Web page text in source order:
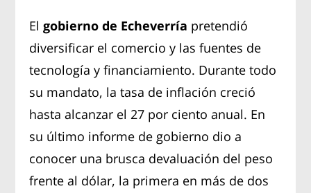
Elgobierno de Echeverría pretendió
diversificar el comercio y las fuentes de
tecnología y financiamiento. Durante todo
su mandato, la tasa de inflación creció
hasta alcanzar el 27 por ciento anual. En
su último informe de gobierno dio a
conocer una brusca devaluación del peso
frente al dólar, la primera en más de dos